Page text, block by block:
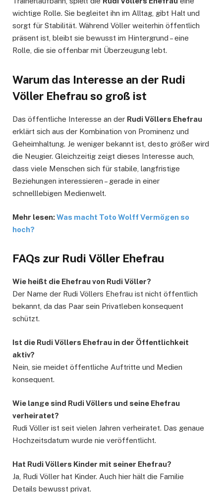
wichtige Rolle. Sie begleitet ihn im Alltag, gibt Halt und
sorgt für Stabilität. Während Völler weiterhin öffentlich
präsent ist, bleibt sie bewusst im Hintergrund – eine
Rolle, die sie offenbar mit Überzeugung lebt.
Warum das Interesse an der Rudi
Völler Ehefrau so groß ist
Das öffentliche Interesse an der Rudi Völlers Ehefrau
erklärt sich aus der Kombination von Prominenz und
Geheimhaltung. Je weniger bekannt ist, desto größer wird
die Neugier. Gleichzeitig zeigt dieses Interesse auch,
dass viele Menschen sich für stabile, langfristige
Beziehungen interessieren – gerade in einer
schnelllebigen Medienwelt.
Mehr lesen:Was macht Toto Wolff Vermögen so
hoch?
FAQs zur Rudi Völler Ehefrau
Wie heißt die Ehefrau von Rudi Völler?
Der Name der Rudi Völlers Ehefrau ist nicht öffentlich
bekannt, da das Paar sein Privatleben konsequent
schützt.
Ist die Rudi Völlers Ehefrau in der Öffentlichkeit
aktiv?
Nein, sie meidet öffentliche Auftritte und Medien
konsequent.
Wie lange sind Rudi Völlers und seine Ehefrau
verheiratet?
Rudi Völler ist seit vielen Jahren verheiratet. Das genaue
Hochzeitsdatum wurde nie veröffentlicht.
Hat Rudi Völlers Kinder mit seiner Ehefrau?
Ja, Rudi Völler hat Kinder. Auch hier hält die Familie
Details bewusst privat.